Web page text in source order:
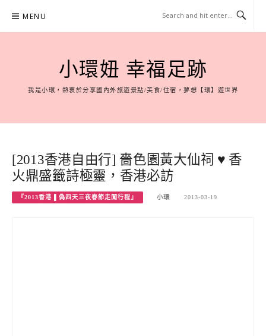
content
MENU
小環妞 幸福足跡
我是小環，熱衷於分享國內外旅遊景點/美食/住宿，夢想【環】遊世界
[2013香港自由行] 嗇色園黃大仙祠 ♥ 香
火鼎盛籤詩極靈，香港必訪
『2013香港 ▌偽四天三夜春節走闖行程』 小環 2013-03-19